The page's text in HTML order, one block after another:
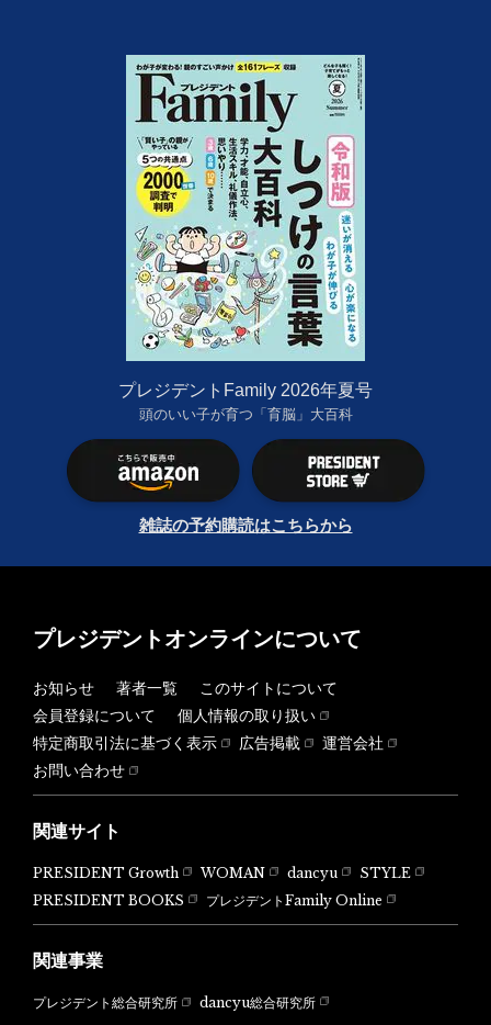
プレジデントFamily 2026年夏号
頭のいい子が育つ「育脳」大百科
雑誌の予約購読はこちらから
プレジデントオンラインについて
お知らせ 著者一覧
このサイトについて
会員登録について
個人情報の取り扱い
特定商取引法に基づく表示
広告掲載
運営会社
お問い合わせ
関連サイト
PRESIDENT Growth WOMAN dancyu
STYLE
PRESIDENT BOOKS
プレジデントFamily Online
関連事業
プレジデント総合研究所 dancyu総合研究所